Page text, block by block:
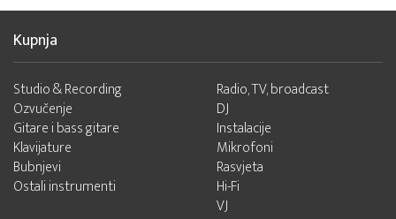
Kupnja
Studio & Recording
Ozvučenje
Gitare i bass gitare
Klavijature
Bubnjevi
Ostali instrumenti
Radio, TV, broadcast
DJ
Instalacije
Mikrofoni
Rasvjeta
Hi-Fi
VJ